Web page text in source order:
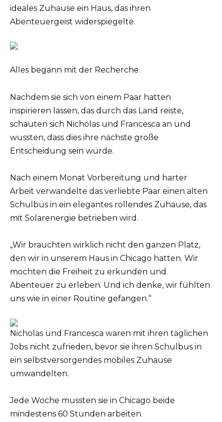
ideales Zuhause ein Haus, das ihren
Abenteuergeist widerspiegelte.
Alles begann mit der Recherche.
Nachdem sie sich von einem Paar hatten
inspirieren lassen, das durch das Land reiste,
schauten sich Nicholas und Francesca an und
wussten, dass dies ihre nächste große
Entscheidung sein würde.
Nach einem Monat Vorbereitung und harter
Arbeit verwandelte das verliebte Paar einen alten
Schulbus in ein elegantes rollendes Zuhause, das
mit Solarenergie betrieben wird.
„Wir brauchten wirklich nicht den ganzen Platz,
den wir in unserem Haus in Chicago hatten. Wir
mochten die Freiheit zu erkunden und
Abenteuer zu erleben. Und ich denke, wir fühlten
uns wie in einer Routine gefangen.“
Nicholas und Francesca waren mit ihren täglichen
Jobs nicht zufrieden, bevor sie ihren Schulbus in
ein selbstversorgendes mobiles Zuhause
umwandelten.
Jede Woche mussten sie in Chicago beide
mindestens 60 Stunden arbeiten.